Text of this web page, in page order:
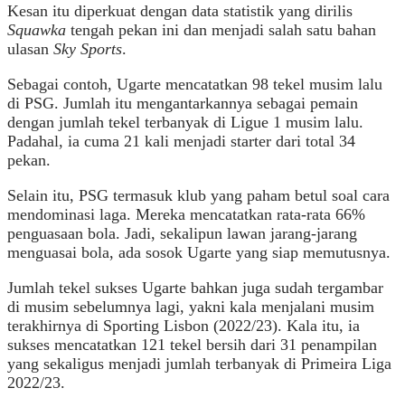
Kesan itu diperkuat dengan data statistik yang dirilis
Squawka tengah pekan ini dan menjadi salah satu bahan
ulasan Sky Sports.
Sebagai contoh, Ugarte mencatatkan 98 tekel musim lalu
di PSG. Jumlah itu mengantarkannya sebagai pemain
dengan jumlah tekel terbanyak di Ligue 1 musim lalu.
Padahal, ia cuma 21 kali menjadi starter dari total 34
pekan.
Selain itu, PSG termasuk klub yang paham betul soal cara
mendominasi laga. Mereka mencatatkan rata-rata 66%
penguasaan bola. Jadi, sekalipun lawan jarang-jarang
menguasai bola, ada sosok Ugarte yang siap memutusnya.
Jumlah tekel sukses Ugarte bahkan juga sudah tergambar
di musim sebelumnya lagi, yakni kala menjalani musim
terakhirnya di Sporting Lisbon (2022/23). Kala itu, ia
sukses mencatatkan 121 tekel bersih dari 31 penampilan
yang sekaligus menjadi jumlah terbanyak di Primeira Liga
2022/23.